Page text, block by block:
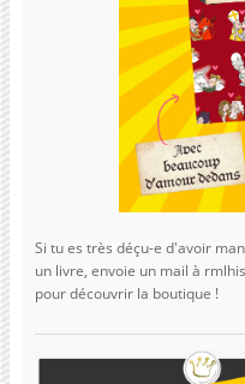
Si tu es très déçu-e d'avoir
un livre, envoie un mail à
pour découvrir la boutique !